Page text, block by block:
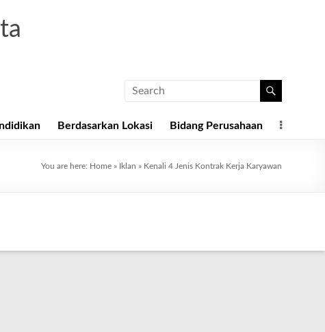
Berdasarkan Lokasi Bidang Perusahaan
You are here: Home » Iklan » Kenali 4 Jenis Kontrak Kerja Karyawan